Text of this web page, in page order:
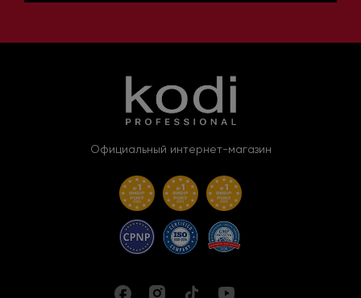
Официальный интернет-магазин